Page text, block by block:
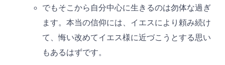
でもそこから自分中心に生きるのは勿体な過ぎ
ます。本当の信仰には、イエスにより頼み続け
て、悔い改めてイエス様に近づこうとする思い
もあるはずです。